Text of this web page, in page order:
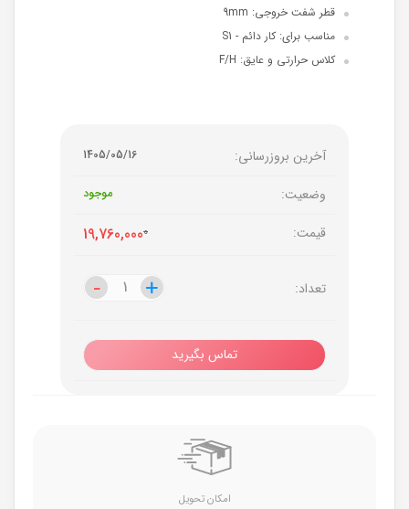
قطر شفت خروجی: 9mm
مناسب برای: کار دائم - S1
کلاس حرارتی و عایق: F/H
آخرین بروزرسانی: 1405/05/16
وضعیت: موجود
قیمت: 19,760,0000
تعداد: +
- +
-
تماس بگیرید
امکان تحویل